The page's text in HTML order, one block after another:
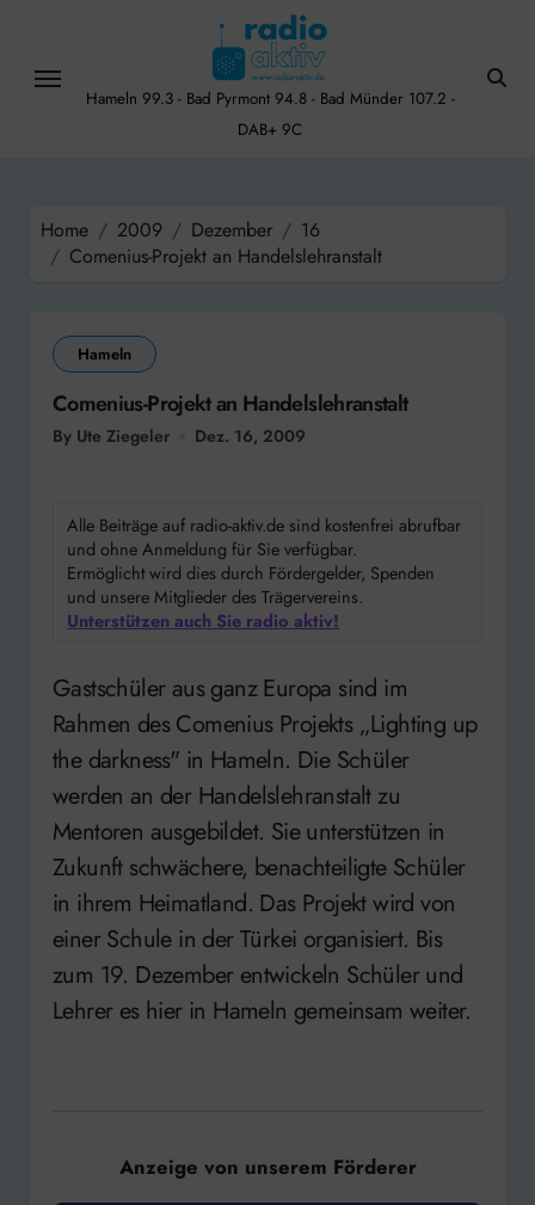
content
Hameln 99.3 - Bad Pyrmont 94.8 - Bad Münder 107.2 -
DAB+ 9C
Home 2009 Dezember
16
Comenius-Projekt an Handelslehranstalt
Hameln
Comenius-Projekt an Handelslehranstalt
By Ute Ziegeler Dez. 16, 2009
Alle Beiträge auf radio-aktiv.de sind kostenfrei abrufbar
und ohne Anmeldung für Sie verfügbar.
Ermöglicht wird dies durch Fördergelder, Spenden
und unsere Mitglieder des Trägervereins.
Unterstützen auch Sie radio aktiv!
Gastschüler aus ganz Europa sind im
Rahmen des Comenius Projekts „Lighting up
the darkness" in Hameln. Die Schüler
werden an der Handelslehranstalt zu
Mentoren ausgebildet. Sie unterstützen in
Zukunft schwächere, benachteiligte Schüler
in ihrem Heimatland. Das Projekt wird von
einer Schule in der Türkei organisiert. Bis
zum 19. Dezember entwickeln Schüler und
Lehrer es hier in Hameln gemeinsam weiter.
Anzeige von unserem Förderer